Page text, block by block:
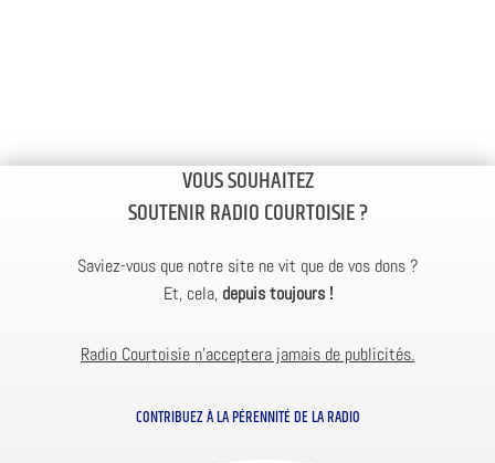
VOUS SOUHAITEZ
SOUTENIR RADIO COURTOISIE ?
Saviez-vous que notre site ne vit que de vos dons ?
Et, cela, depuis toujours !
Radio Courtoisie n’acceptera jamais de publicités.
CONTRIBUEZ À LA PÉRENNITÉ DE LA RADIO